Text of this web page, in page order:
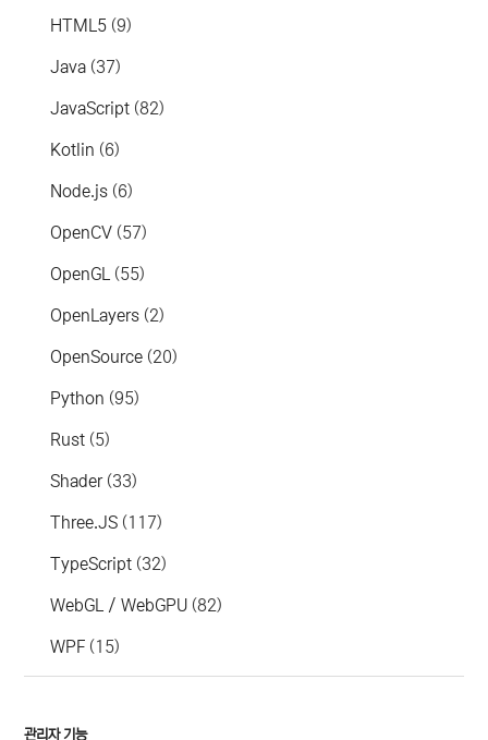
HTML5 (9)
Java (37)
JavaScript (82)
Kotlin (6)
Node.js (6)
OpenCV (57)
OpenGL (55)
OpenLayers (2)
OpenSource (20)
Python (95)
Rust (5)
Shader(33)
Three.JS (117)
TypeScript (32)
WebGL / WebGPU (82)
WPF (15)
관리자 기능